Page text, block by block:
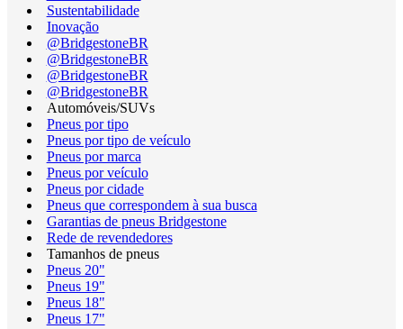
Sustentabilidade
Inovação
@BridgestoneBR
@BridgestoneBR
@BridgestoneBR
@BridgestoneBR
Automóveis/SUVs
Pneus por tipo
Pneus por tipo de veículo
Pneus por marca
Pneus por veículo
Pneus por cidade
Pneus que correspondem à sua busca
Garantias de pneus Bridgestone
Rede de revendedores
Tamanhos de pneus
Pneus 20"
Pneus 19"
Pneus 18"
Pneus 17"